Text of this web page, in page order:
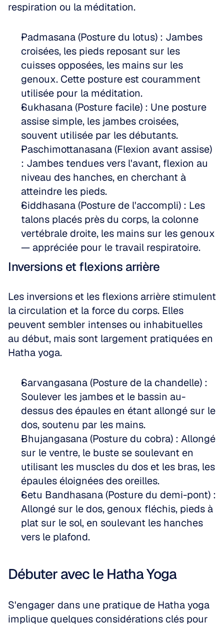
respiration ou la méditation.
Padmasana (Posture du lotus) : Jambes
croisées, les pieds reposant sur les
cuisses opposées, les mains sur les
genoux. Cette posture est couramment
utilisée pour la méditation.
Sukhasana (Posture facile) : Une posture
assise simple, les jambes croisées,
souvent utilisée par les débutants.
Paschimottanasana (Flexion avant assise)
: Jambes tendues vers l'avant, flexion au
niveau des hanches, en cherchant à
atteindre les pieds.
Siddhasana (Posture de l'accompli) : Les
talons placés près du corps, la colonne
vertébrale droite, les mains sur les genoux
— appréciée pour le travail respiratoire.
Inversions et flexions arrière
Les inversions et les flexions arrière stimulent
la circulation et la force du corps. Elles
peuvent sembler intenses ou inhabituelles
au début, mais sont largement pratiquées en
Hatha yoga.
Sarvangasana (Posture de la chandelle) :
Soulever les jambes et le bassin au-
dessus des épaules en étant allongé sur le
dos, soutenu par les mains.
Bhujangasana (Posture du cobra) : Allongé
sur le ventre, le buste se soulevant en
utilisant les muscles du dos et les bras, les
épaules éloignées des oreilles.
Setu Bandhasana (Posture du demi-pont) :
Allongé sur le dos, genoux fléchis, pieds à
plat sur le sol, en soulevant les hanches
vers le plafond.
Débuter avec le Hatha Yoga
S'engager dans une pratique de Hatha yoga
implique quelques considérations clés pour